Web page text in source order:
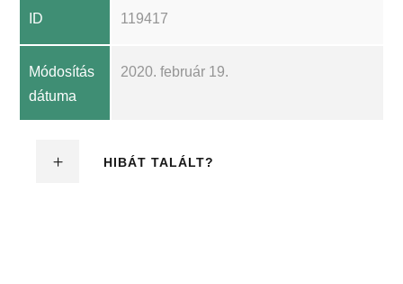
ID 119417
Módosítás
dátuma
2020. február 19.
HIBÁT TALÁLT?